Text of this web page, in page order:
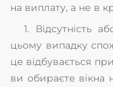
на виплату, а не в
1. Відсутність
цьому випадку
це відбувається
ви обираєте вікна